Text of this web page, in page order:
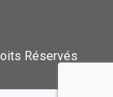
Réservés